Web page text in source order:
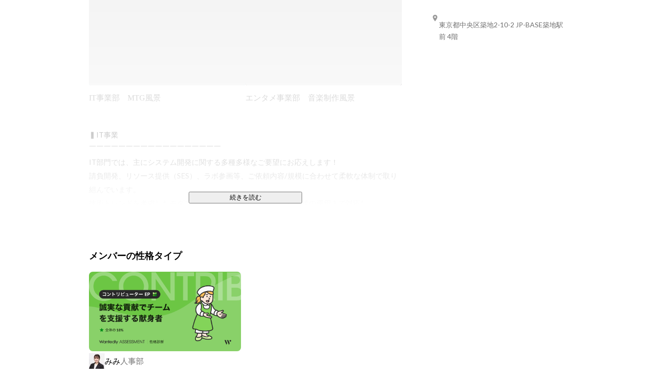
IT事業部 MTG風景 エンタメ事業部 音楽制作風景
▍IT事業
￣￣￣￣￣￣￣￣￣￣￣￣￣￣￣￣￣￣
IT部門では、主にシステム開発に関する多種多様なご要望にお応えします！
請負開発、リソース提供（SES）、ラボ参画等、ご依頼内容/規模に合わせて柔軟な体制で取り
技術トレンドを考慮したモダン開発で、設計からリリース、その後の運用まで対応し、
企画、調査、設計、開発、試験、公開、運用、保守
JavaScript、React、Vue.js、Type Script
Spring Boot、Laravel、Ruby on Rails、Django、Node.js
Swift、Kotlin、Flutter
＜PJ例＞
①次世代向け生成AIアプリ開発
・フェーズ：基本・詳細設計、開発、テスト
・言語：Python,TypeScript,JavaScript
続きを読む
メンバーの性格タイプ
みみ 人事部
東京都中央区築地2-10-2 JP-BASE築地駅
前 4階